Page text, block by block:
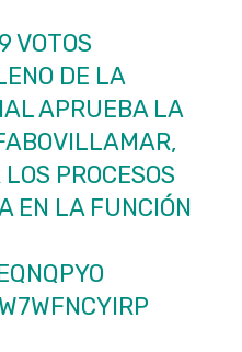
VOTOS
DE LA
APRUEBA LA
,
PROCESOS
EN LA FUNCIÓN